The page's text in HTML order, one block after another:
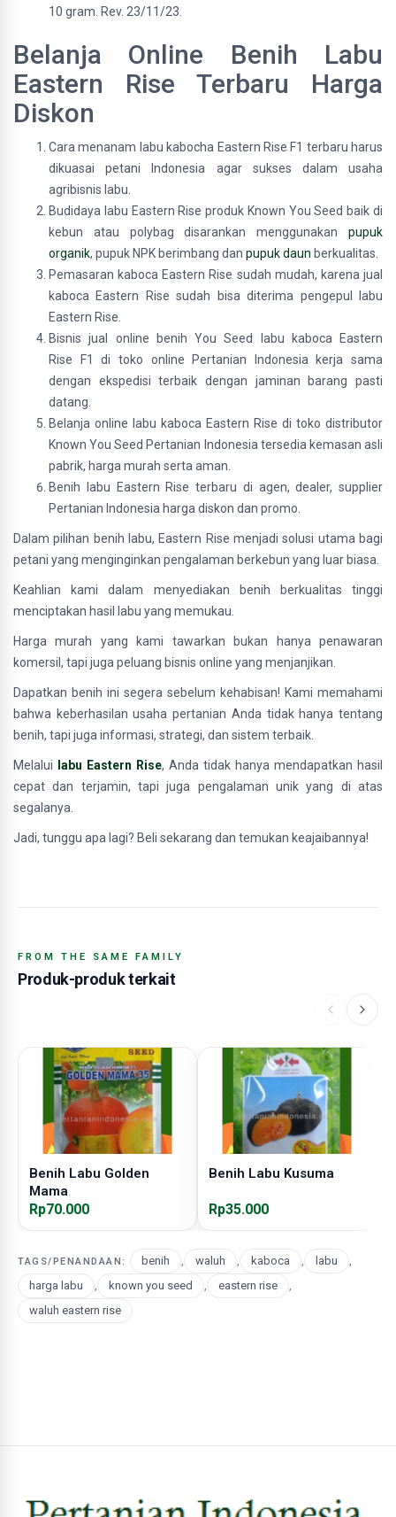
10 gram. Rev. 23/11/23.
Belanja Online Benih Labu
Eastern Rise Terbaru Harga
Diskon
Cara menanam labu kabocha Eastern Rise F1 terbaru harus
dikuasai petani Indonesia agar sukses dalam usaha
agribisnis labu.
Budidaya labu Eastern Rise produk Known You Seed baik di
kebun atau polybag disarankan menggunakan pupuk
organik, pupuk NPK berimbang dan pupuk daun berkualitas.
Pemasaran kaboca Eastern Rise sudah mudah, karena jual
kaboca Eastern Rise sudah bisa diterima pengepul labu
Eastern Rise.
Bisnis jual online benih You Seed labu kaboca Eastern
Rise F1 di toko online Pertanian Indonesia kerja sama
dengan ekspedisi terbaik dengan jaminan barang pasti
datang.
Belanja online labu kaboca Eastern Rise di toko distributor
Known You Seed Pertanian Indonesia tersedia kemasan asli
pabrik, harga murah serta aman.
Benih labu Eastern Rise terbaru di agen, dealer, supplier
Pertanian Indonesia harga diskon dan promo.
Dalam pilihan benih labu, Eastern Rise menjadi solusi utama bagi
petani yang menginginkan pengalaman berkebun yang luar biasa.
Keahlian kami dalam menyediakan benih berkualitas tinggi
menciptakan hasil labu yang memukau.
Harga murah yang kami tawarkan bukan hanya penawaran
komersil, tapi juga peluang bisnis online yang menjanjikan.
Dapatkan benih ini segera sebelum kehabisan! Kami memahami
bahwa keberhasilan usaha pertanian Anda tidak hanya tentang
benih, tapi juga informasi, strategi, dan sistem terbaik.
Melalui labu Eastern Rise, Anda tidak hanya mendapatkan hasil
cepat dan terjamin, tapi juga pengalaman unik yang di atas
segalanya.
Jadi, tunggu apa lagi? Beli sekarang dan temukan keajaibannya!
FROM THE SAME FAMILY
Produk-produk terkait
Benih Labu Golden
Mama
Rp70.000
Benih Labu Kusuma
Rp35.000
TAGS/PENANDAAN: benih , waluh , kaboca , labu
,
harga labu
, known you seed , eastern rise
,
waluh eastern rise